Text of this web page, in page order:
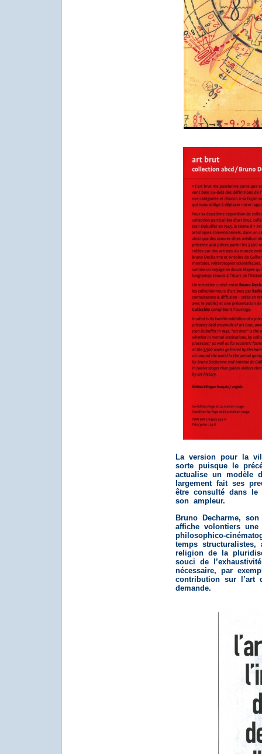
La version pour la
sorte puisque le
actualise un modèle
largement fait ses
être consulté dans
son ampleur.
Bruno Decharme,
affiche volontiers une
philosophico-
temps
religion de la
souci de
nécessaire, par
contribution sur l’art
demande.